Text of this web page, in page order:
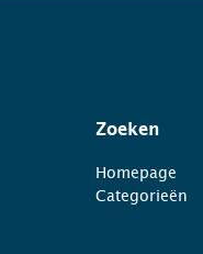
Zoeken
Homepage
Categorieën